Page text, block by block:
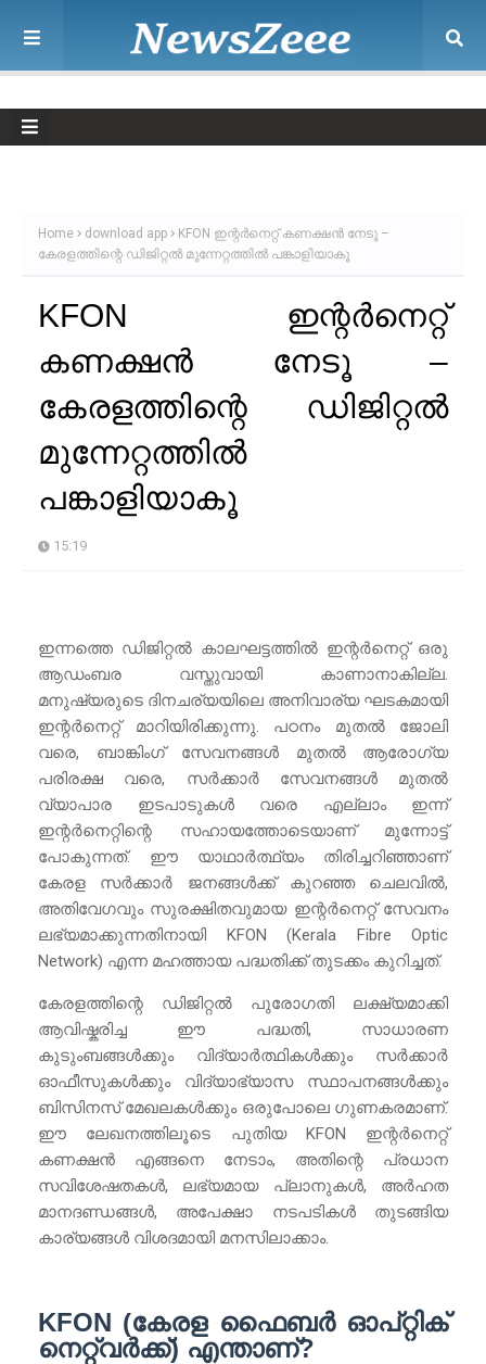
Home download app
KFON ഇന്റർനെറ്റ് കണക്ഷൻ നേടൂ –
കേരളത്തിന്റെ ഡിജിറ്റൽ മുന്നേറ്റത്തിൽ പങ്കാളിയാകൂ
KFON ഇന്റർനെറ്റ്
കണക്ഷൻ നേടൂ –
കേരളത്തിന്റെ ഡിജിറ്റൽ
മുന്നേറ്റത്തിൽ
പങ്കാളിയാകൂ
15:19
ഇന്നത്തെ ഡിജിറ്റൽ കാലഘട്ടത്തിൽ ഇന്റർനെറ്റ് ഒരു
ആഡംബര വസ്തുവായി കാണാനാകില്ല.
മനുഷ്യരുടെ ദിനചര്യയിലെ അനിവാര്യ ഘടകമായി
ഇന്റർനെറ്റ് മാറിയിരിക്കുന്നു. പഠനം മുതൽ ജോലി
വരെ, ബാങ്കിംഗ് സേവനങ്ങൾ മുതൽ ആരോഗ്യ
പരിരക്ഷ വരെ, സർക്കാർ സേവനങ്ങൾ മുതൽ
വ്യാപാര ഇടപാടുകൾ വരെ എല്ലാം ഇന്ന്
ഇന്റർനെറ്റിന്റെ സഹായത്തോടെയാണ് മുന്നോട്ട്
പോകുന്നത്. ഈ യാഥാർത്ഥ്യം തിരിച്ചറിഞ്ഞാണ്
കേരള സർക്കാർ ജനങ്ങൾക്ക് കുറഞ്ഞ ചെലവിൽ,
അതിവേഗവും സുരക്ഷിതവുമായ ഇന്റർനെറ്റ് സേവനം
ലഭ്യമാക്കുന്നതിനായി KFON (Kerala Fibre Optic
Network) എന്ന മഹത്തായ പദ്ധതിക്ക് തുടക്കം കുറിച്ചത്.
കേരളത്തിന്റെ ഡിജിറ്റൽ പുരോഗതി ലക്ഷ്യമാക്കി
ആവിഷ്കരിച്ച ഈ പദ്ധതി, സാധാരണ
കുടുംബങ്ങൾക്കും വിദ്യാർത്ഥികൾക്കും സർക്കാർ
ഓഫീസുകൾക്കും വിദ്യാഭ്യാസ സ്ഥാപനങ്ങൾക്കും
ബിസിനസ് മേഖലകൾക്കും ഒരുപോലെ ഗുണകരമാണ്.
ഈ ലേഖനത്തിലൂടെ പുതിയ KFON ഇന്റർനെറ്റ്
കണക്ഷൻ എങ്ങനെ നേടാം, അതിന്റെ പ്രധാന
സവിശേഷതകൾ, ലഭ്യമായ പ്ലാനുകൾ, അർഹത
മാനദണ്ഡങ്ങൾ, അപേക്ഷാ നടപടികൾ തുടങ്ങിയ
കാര്യങ്ങൾ വിശദമായി മനസിലാക്കാം.
KFON (കേരള ഫൈബർ ഓപ്റ്റിക്
നെറ്റ്‌വർക്ക്) എന്താണ്?